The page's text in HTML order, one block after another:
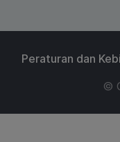
Peraturan dan
©